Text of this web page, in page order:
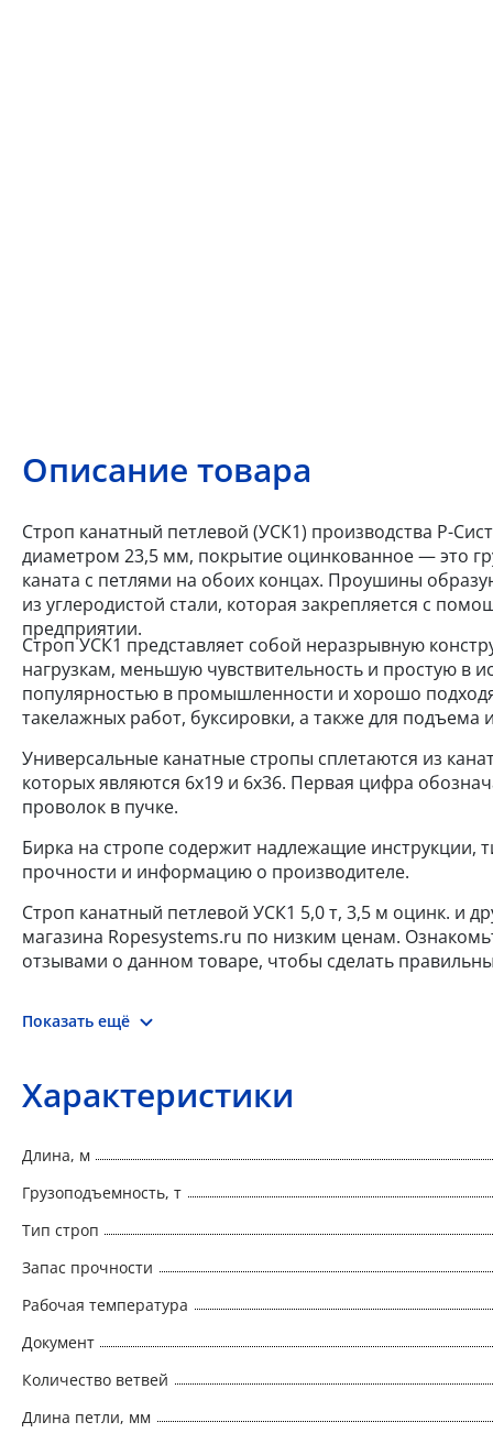
Описание товара
Строп канатный петлевой (УСК1) производства Р-
диаметром 23,5 мм, покрытие оцинкованное — это
каната с петлями на обоих концах. Проушины
из углеродистой стали, которая закрепляется с
предприятии.
Строп УСК1 представляет собой неразрывную
нагрузкам, меньшую чувствительность и простую в
популярностью в промышленности и хорошо
такелажных работ, буксировки, а также для подъема
Универсальные канатные стропы сплетаются из
которых являются 6x19 и 6x36. Первая цифра
проволок в пучке.
Бирка на стропе содержит надлежащие инструкции,
прочности и информацию о производителе.
Строп канатный петлевой УСК1 5,0 т, 3,5 м оцинк. и
магазина Ropesystems.ru по низким ценам.
отзывами о данном товаре, чтобы сделать
Показать ещё
Характеристики
Длина, м
Грузоподъемность, т
Тип строп
Запас прочности
Рабочая температура
Документ
Количество ветвей
Длина петли, мм